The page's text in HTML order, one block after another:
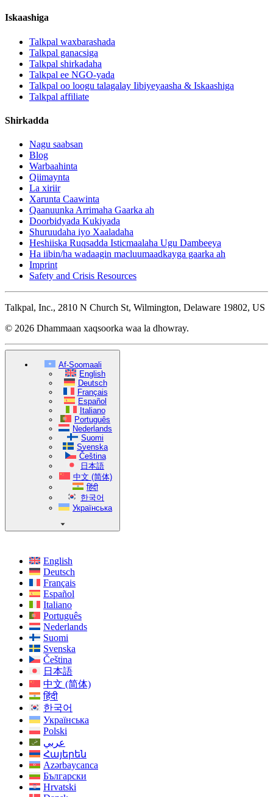
Iskaashiga
Talkpal waxbarashada
Talkpal ganacsiga
Talkpal shirkadaha
Talkpal ee NGO-yada
Talkpal oo loogu talagalay Iibiyeyaasha & Iskaashiga
Talkpal affiliate
Shirkadda
Nagu saabsan
Blog
Warbaahinta
Qiimaynta
La xiriir
Xarunta Caawinta
Qaanuunka Arrimaha Gaarka ah
Doorbidyada Kukiyada
Shuruudaha iyo Xaaladaha
Heshiiska Ruqsadda Isticmaalaha Ugu Dambeeya
Ha iibin/ha wadaagin macluumaadkayga gaarka ah
Imprint
Safety and Crisis Resources
Talkpal, Inc., 2810 N Church St, Wilmington, Delaware 19802, US
© 2026 Dhammaan xaqsoorka waa la dhowray.
Af-Soomaali
English
Deutsch
Français
Español
Italiano
Português
Nederlands
Suomi
Svenska
Čeština
日本語
中文 (简体)
हिंदी
한국어
Українська
English
Deutsch
Français
Español
Italiano
Português
Nederlands
Suomi
Svenska
Čeština
日本語
中文 (简体)
हिंदी
한국어
Українська
Polski
عربي
Հայերեն
Azərbaycanca
Български
Hrvatski